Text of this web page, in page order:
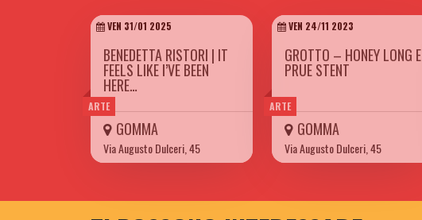
ARTE
VEN 31/01 2025
BENEDETTA RISTORI | IT
FEELS LIKE I’VE BEEN
HERE…
GOMMA
Via Augusto Dulceri, 45
ARTE
VEN 24/11 2023
GROTTO – HONEY LONG E
PRUE STENT
GOMMA
Via Augusto Dulceri, 45